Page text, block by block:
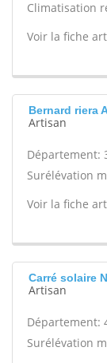
Climatisation
Voir la fiche
Bernard riera
Artisan
Département:
Surélévation
Voir la fiche
Carré solaire
Artisan
Département:
Surélévation